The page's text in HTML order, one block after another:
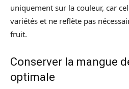
uniquement sur la couleur, car
variétés et ne reflète pas
fruit.
Conserver la mangue
optimale